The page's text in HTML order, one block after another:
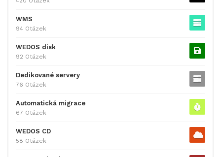
WMS
94 Otázek
WEDOS disk
92 Otázek
Dedikované servery
76 Otázek
Automatická migrace
67 Otázek
WEDOS CD
58 Otázek